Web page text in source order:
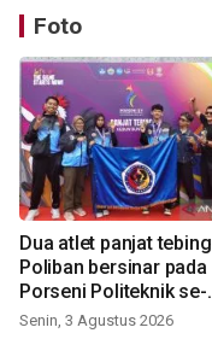
Foto
Dua atlet panjat tebing
Poliban bersinar pada
Porseni Politeknik se-
Indonesia 2026
Senin, 3 Agustus 2026